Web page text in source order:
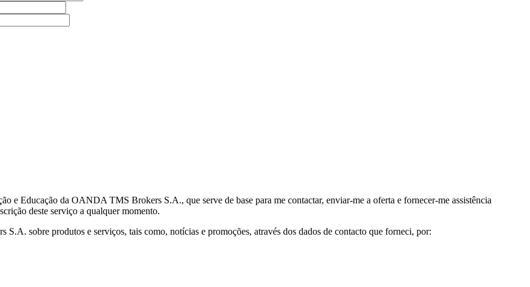
e Educação da OANDA TMS Brokers S.A., que serve de base para me contactar, enviar-me a oferta e fornecer-me assistência
deste serviço a qualquer momento.
sobre produtos e serviços, tais como, notícias e promoções, através dos dados de contacto que forneci, por: